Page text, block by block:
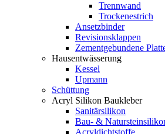
Trennwand
Trockenestrich
Ansetzbinder
Revisionsklappen
Zementgebundene
Hausentwässerung
Kessel
Upmann
Schüttung
Acryl Silikon Baukleber
Sanitärsilikon
Bau- &
Acryldichtstoffe